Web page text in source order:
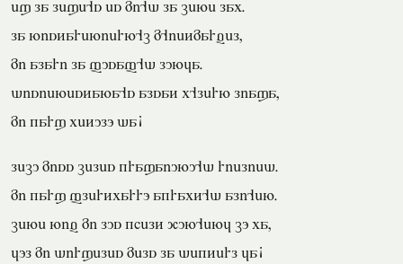
ex la lexe's es mi'd la cene lap.
la nistareniern'c m'ietmarvel,
mi alari la fusaf'd lunja.
disienestana's alsat p'lern liaxa,
mi karx petulo da!
lecu miss celes kraxaiunu'd rielied.
mi karx flertparro akrapt'd ali'en.
cene niv mi lus khelt qun'enj co pa,
jol mi dirxeles mels la dekterl ja!